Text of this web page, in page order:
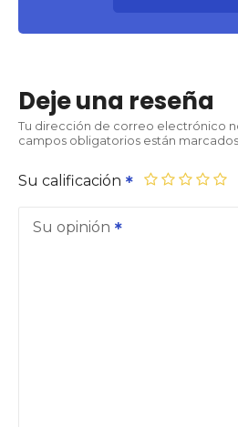
Deje una reseña
Tu dirección de correo electrónico
campos obligatorios están
Su calificación
Su opinión